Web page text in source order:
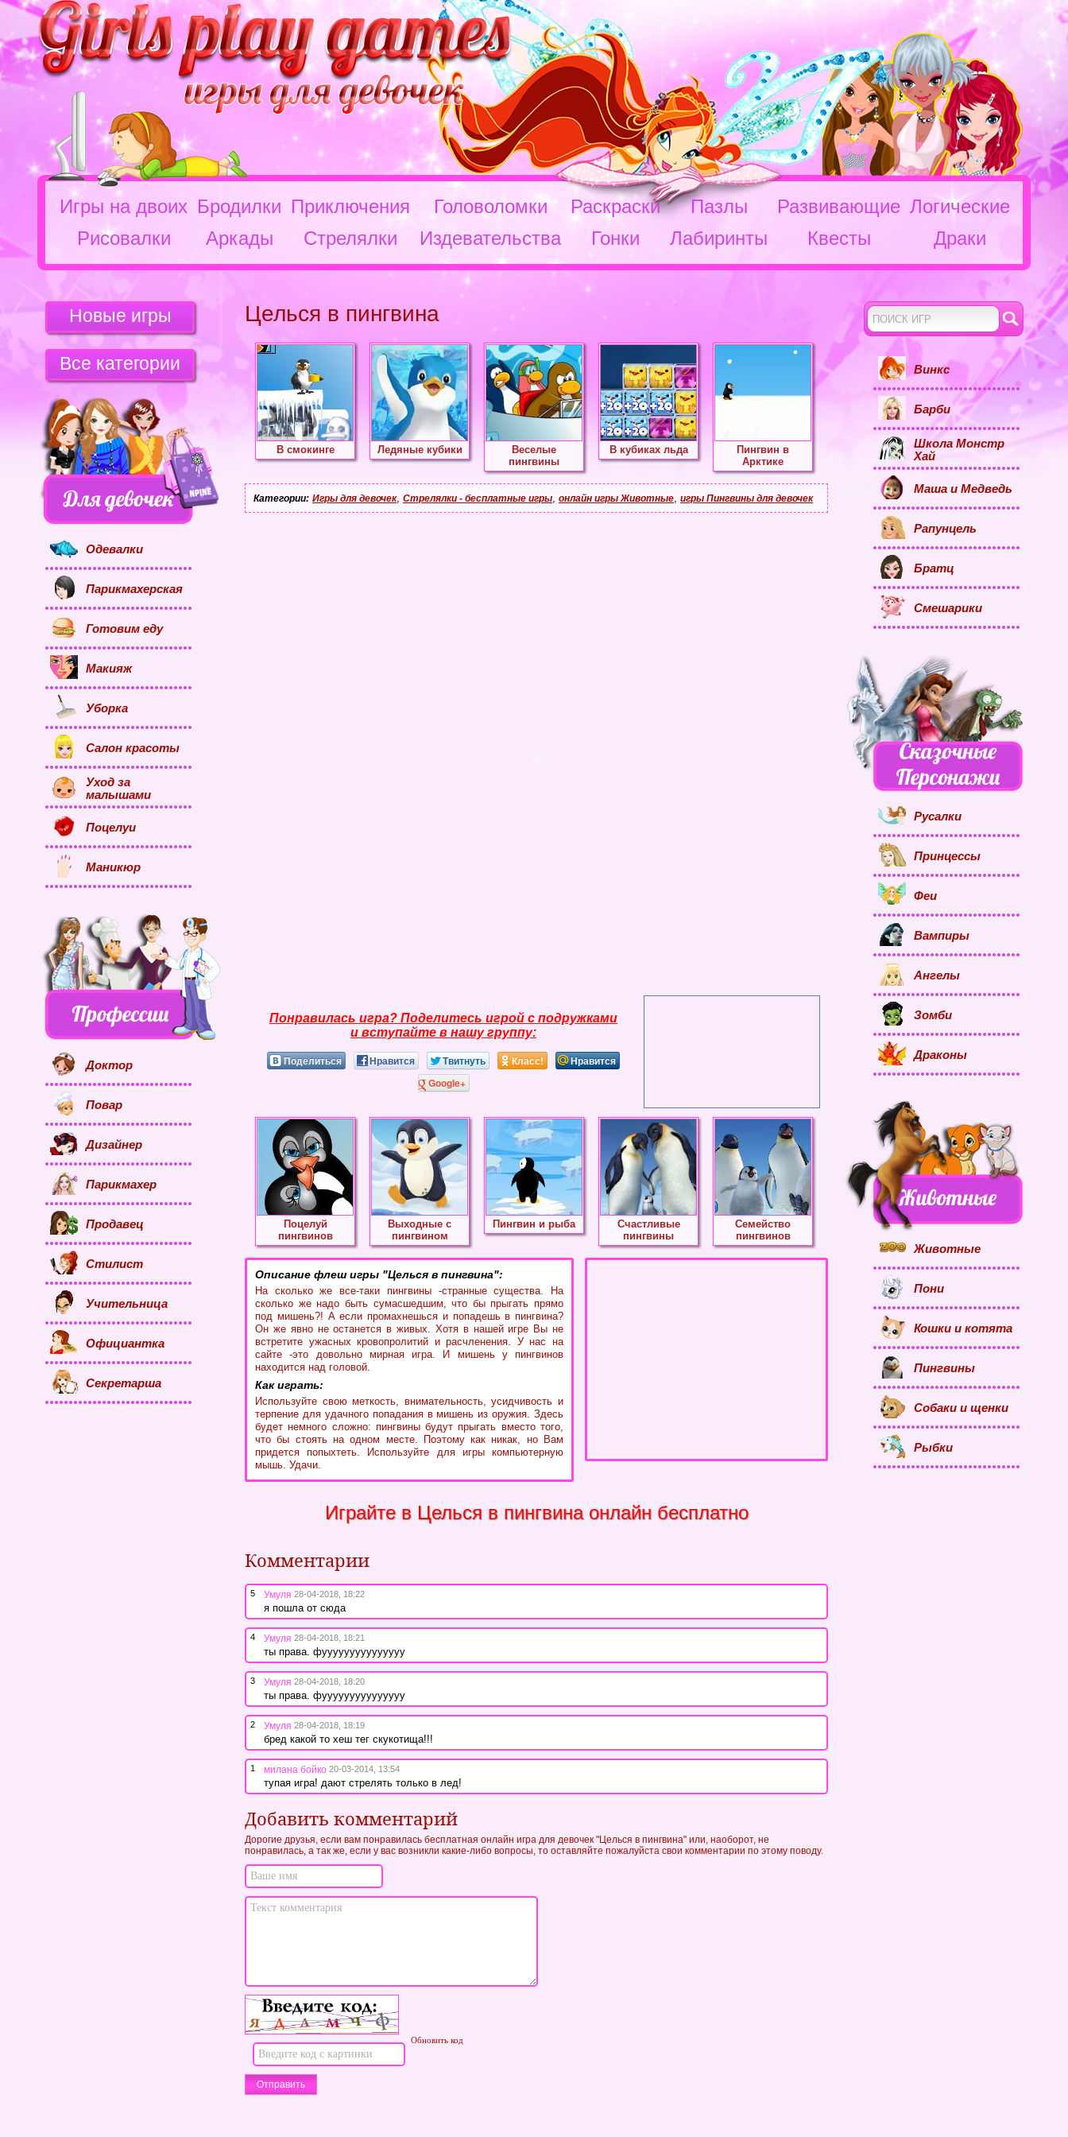
Игры на двоих Бродилки Приключения Головоломки Раскраски Пазлы Развивающие Логические
Рисовалки
Аркады Стрелялки Издевательства Гонки Лабиринты Квесты Драки
Целься в пингвина
В смокинге Ледяные кубики
Веселые
пингвины
В кубиках льда
Пингвин в
Арктике
Категории: Игры для девочек, Стрелялки - бесплатные игры, онлайн игры Животные, игры Пингвины для девочек
Понравилась игра? Поделитесь игрой с подружками
и вступайте в нашу группу:
Поделиться Нравится Твитнуть Класс!
Нравится
Google+
Поцелуй
пингвинов
Выходные с
пингвином
Пингвин и рыба
Счастливые
пингвины
Семейство
пингвинов
Описание флеш игры "Целься в пингвина":
На сколько же все-таки пингвины -странные существа. На
сколько же надо быть сумасшедшим, что бы прыгать прямо
под мишень?! А если промахнешься и попадешь в пингвина?
Он же явно не останется в живых. Хотя в нашей игре Вы не
встретите ужасных кровопролитий и расчленения. У нас на
сайте -это довольно мирная игра. И мишень у пингвинов
находится над головой.
Как играть:
Используйте свою меткость, внимательность, усидчивость и
терпение для удачного попадания в мишень из оружия. Здесь
будет немного сложно: пингвины будут прыгать вместо того,
что бы стоять на одном месте. Поэтому как никак, но Вам
придется попыхтеть. Используйте для игры компьютерную
мышь. Удачи.
Играйте в Целься в пингвина онлайн бесплатно
Комментарии
5 Умуля 28-04-2018, 18:22
я пошла от сюда
4 Умуля 28-04-2018, 18:21
ты права. фууууууууууууууу
3 Умуля 28-04-2018, 18:20
ты права. фууууууууууууууу
2 Умуля 28-04-2018, 18:19
бред какой то хеш тег скукотища!!!
1 милана бойко 20-03-2014, 13:54
тупая игра! дают стрелять только в лед!
Добавить комментарий
Дорогие друзья, если вам понравилась бесплатная онлайн игра для девочек "Целься в пингвина" или, наоборот, не
понравилась, а так же, если у вас возникли какие-либо вопросы, то оставляйте пожалуйста свои комментарии по этому поводу.
Обновить код
Новые игры
Все категории
Одевалки
Парикмахерская
Готовим еду
Макияж
Уборка
Салон красоты
Уход за
малышами
Поцелуи
Маникюр
Доктор
Повар
Дизайнер
Парикмахер
Продавец
Стилист
Учительница
Официантка
Секретарша
Винкс
Барби
Школа Монстр
Хай
Маша и Медведь
Рапунцель
Братц
Смешарики
Русалки
Принцессы
Феи
Вампиры
Ангелы
Зомби
Драконы
Животные
Пони
Кошки и котята
Пингвины
Собаки и щенки
Рыбки